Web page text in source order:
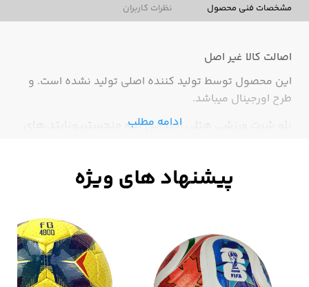
مشخصات فنی محصول نظرات کاربران
اصالت کالا غیر اصل
این محصول توسط تولید کننده اصلی تولید نشده است. و
طرح اورجینال میباشد.
پلو شرت ورزشی هتلی ادیداس تیم منچستریونایتد،های
ادامه مطلب